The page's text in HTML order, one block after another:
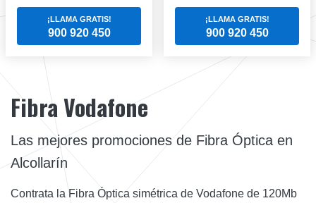
¡LLAMA GRATIS!
900 920 450
¡LLAMA GRATIS!
900 920 450
Fibra Vodafone
Las mejores promociones de Fibra Óptica en
Alcollarín
Contrata la Fibra Óptica simétrica de Vodafone de 120Mb